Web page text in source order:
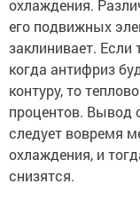
охлаждения.
его подвижных
заклинивает. Если
когда антифриз
контуру, то
процентов.
следует вовремя
охлаждения, и
снизятся.